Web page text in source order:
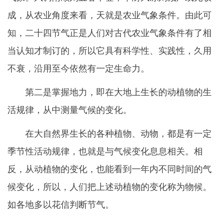
成，从农业角度来看，天就是农业气象条件。由此可
知，二十四节气正是人们对古代农业气象条件有了相
当认知才制订的，所以它具有科学性、实践性，久用
不衰，沿用至今依然有一定生命力。
第二是掌握地力，即在大地上生长的动植物的生
活规律，从中测量气候的变化。
在大自然界生长的各种植物、动物，都是有一定
季节性活动规律，也就是与气候变化息息相关。相
反，从动植物的变化，也能看到一年内不同时间的气
候变化，所以，人们把上述动植物的变化称为物候。
如各地多以花信判断节气。